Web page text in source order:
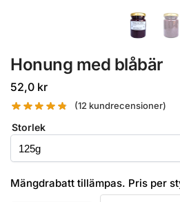
Honung med blåbär
52,0 kr
(12 kundrecensioner)
Storlek
Mängdrabatt tillämpas. Pris per